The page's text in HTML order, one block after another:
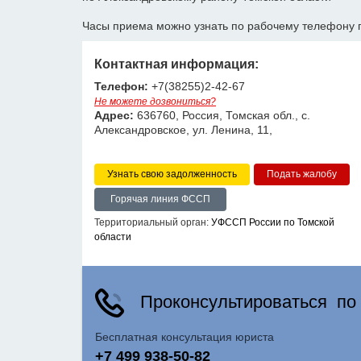
Часы приема можно узнать по рабочему телефону
Контактная информация:
Телефон: +7(38255)2-42-67
Не можете дозвониться?
Адрес: 636760, Россия, Томская обл., с.
Александровское, ул. Ленина, 11,
Узнать свою задолженность
Горячая линия ФССП
Территориальный орган: УФССП России по Томской
области